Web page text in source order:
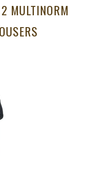
MULTINORM